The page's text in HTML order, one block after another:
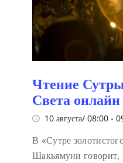
Чтение
Света онлайн
10 августа/ 08:00 -
В «Сутре
Шакьямуни говорит,